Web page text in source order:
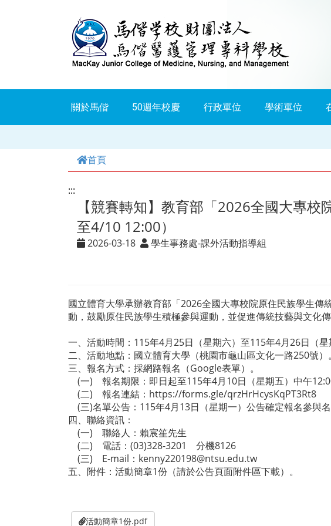
容
關於馬偕 50週年校慶 行政單位 學術單位
首頁
:::
【競賽轉知】教育部「2026全國大專
至4/10 12:00）
2026-03-18 學生事務處-課外活動指導組
國立體育大學承辦教育部「2026全國大專校院原住民族學生
動，鼓勵原住民族學生積極參與運動，並促進傳統技藝與文化
一、活動時間：115年4月25日（星期六）至115年4月26日（星
二、活動地點：國立體育大學（桃園市龜山區文化一路250號）。
三、報名方式：採網路報名（Google表單）。
(一) 報名期限：即日起至115年4月10日（星期五）中午
(二) 報名連結：https://forms.gle/qrzHrHcysKqPT3Rt8
(三)名單公告：115年4月13日（星期一）公告確定報名參與名
四、聯絡資訊：
(一) 聯絡人：賴宸笙先生
(二) 電話：(03)328-3201 分機8126
(三) E-mail：kenny220198@ntsu.edu.tw
五、附件：活動簡章1份（請於公告頁面附件區下載）。
活動簡章1份.pdf